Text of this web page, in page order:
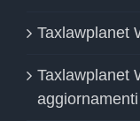
Taxlawplanet
Taxlawplanet